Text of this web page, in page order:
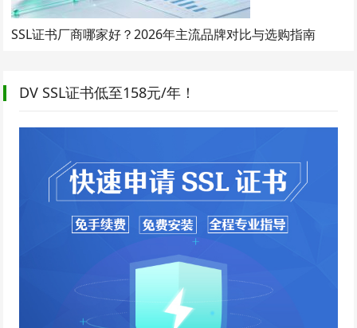
SSL证书厂商哪家好？2026年主流品牌对比与选购指南
DV SSL证书低至158元/年！